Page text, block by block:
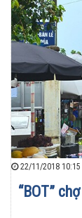
22/11/2018 10:15
“BOT”